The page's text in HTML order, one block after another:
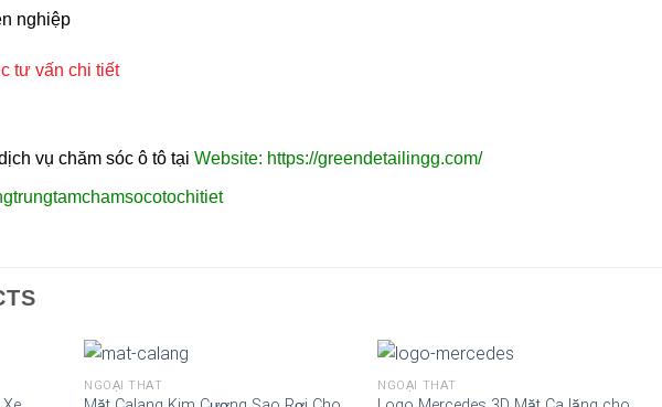
nghiệp
tư vấn chi tiết
vụ chăm sóc ô tô tại Website: https://greendetailingg.com/
NGOẠI THẤT NGOẠI THẤT